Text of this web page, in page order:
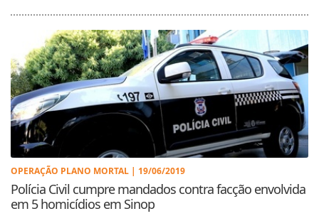
OPERAÇÃO PLANO MORTAL | 19/06/2019
Polícia Civil cumpre mandados contra facção envolvida
em 5 homicídios em Sinop